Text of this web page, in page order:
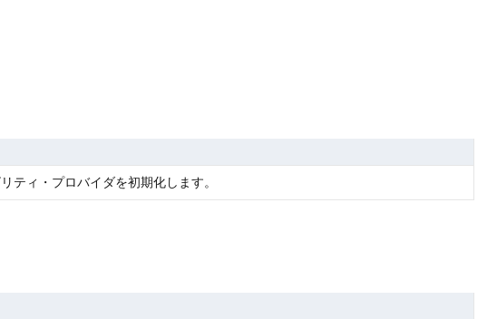
ティ・プロバイダを初期化します。